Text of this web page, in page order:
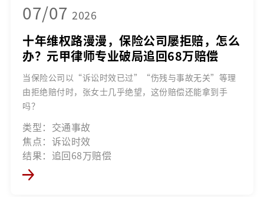
07/07 2026
十年维权路漫漫，保险公司屡拒赔，怎么
办？元甲律师专业破局追回68万赔偿
当保险公司以“诉讼时效已过”“伤残与事故无关”等理
由拒绝赔付时，张女士几乎绝望，这份赔偿还能拿到手
吗？
类型：交通事故
焦点：诉讼时效
结果：追回68万赔偿